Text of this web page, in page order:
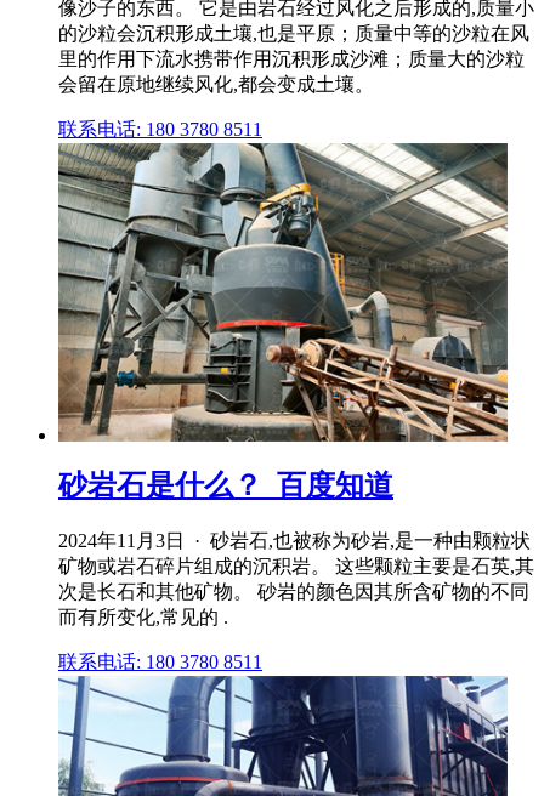
像沙子的东西。 它是由岩石经过风化之后形成的,质量小
的沙粒会沉积形成土壤,也是平原；质量中等的沙粒在风
里的作用下流水携带作用沉积形成沙滩；质量大的沙粒
会留在原地继续风化,都会变成土壤。
联系电话: 180 3780 8511
砂岩石是什么？_百度知道
2024年11月3日 · 砂岩石,也被称为砂岩,是一种由颗粒状
矿物或岩石碎片组成的沉积岩。 这些颗粒主要是石英,其
次是长石和其他矿物。 砂岩的颜色因其所含矿物的不同
而有所变化,常见的 .
联系电话: 180 3780 8511